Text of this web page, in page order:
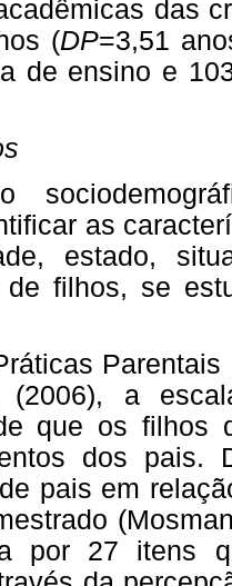
das
(DP=3,51
de ensino e
as
estado,
de filhos, se
(2006), a
que os filhos
dos pais.
pais em
por 27 itens